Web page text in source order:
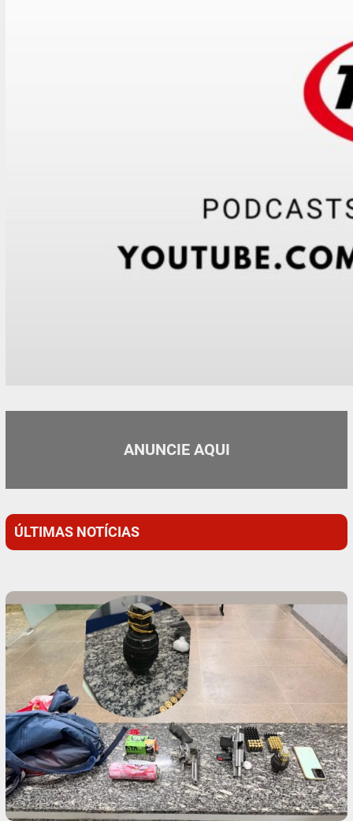
ANUNCIE AQUI
ÚLTIMAS NOTÍCIAS